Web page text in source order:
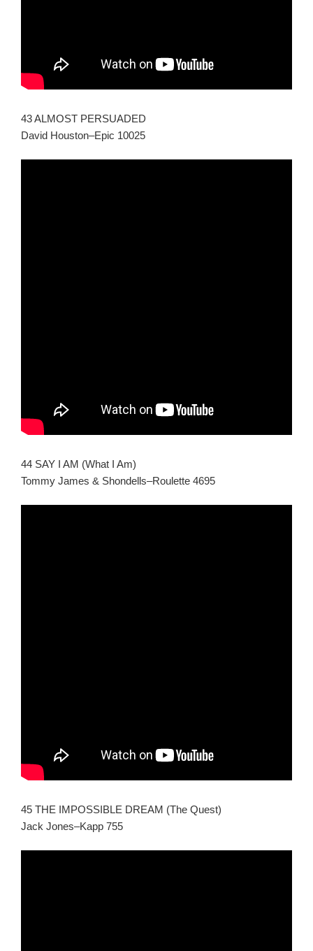
43 ALMOST PERSUADED
David Houston–Epic 10025
44 SAY I AM (What I Am)
Tommy James & Shondells–Roulette 4695
45 THE IMPOSSIBLE DREAM (The Quest)
Jack Jones–Kapp 755